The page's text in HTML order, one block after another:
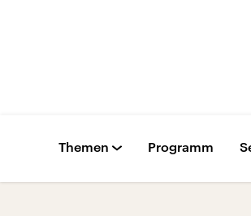
Themen Programm